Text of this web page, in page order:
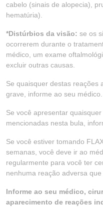
cabelo (sinais de alopecia),
hematúria).
*Distúrbios da visão: se os
ocorrerem durante o
médico, um exame
excluir outras causas.
Se quaisquer destas reações
grave, informe ao seu médico.
Se você apresentar
mencionadas nesta bula,
Se você estiver tomando
semanas, você deve ir ao
regularmente para você ter
nenhuma reação adversa
Informe ao seu médico,
aparecimento de reações